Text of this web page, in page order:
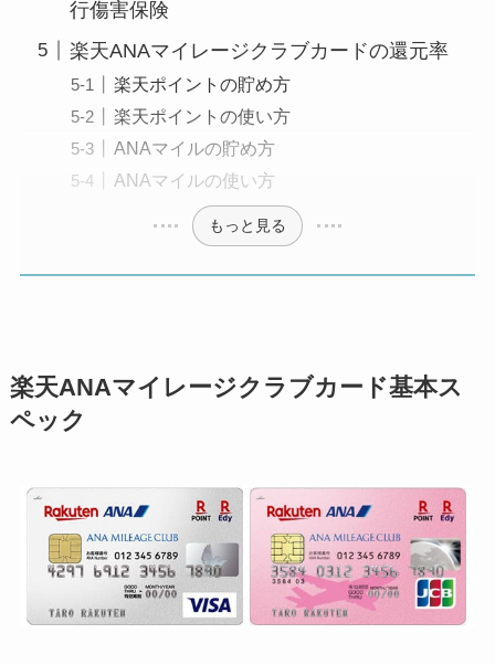
行傷害保険
楽天ANAマイレージクラブカードの還元率
楽天ポイントの貯め方
楽天ポイントの使い方
ANAマイルの貯め方
ANAマイルの使い方
もっと見る
楽天ANAマイレージクラブカード基本ス
ペック